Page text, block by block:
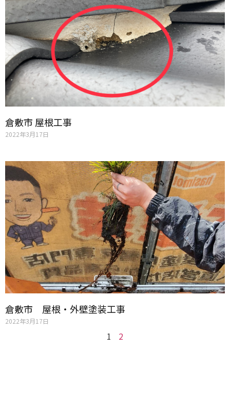
倉敷市 屋根工事
2022年3月17日
倉敷市 屋根・外壁塗装工事
2022年3月17日
1 2